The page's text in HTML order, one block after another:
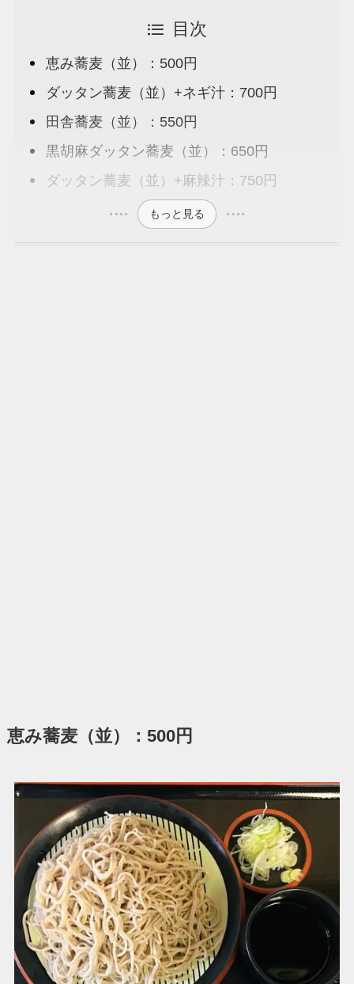
目次
恵み蕎麦（並）：500円
ダッタン蕎麦（並）+ネギ汁：700円
田舎蕎麦（並）：550円
黒胡麻ダッタン蕎麦（並）：650円
ダッタン蕎麦（並）+麻辣汁：750円
もっと見る
恵み蕎麦（並）：500円